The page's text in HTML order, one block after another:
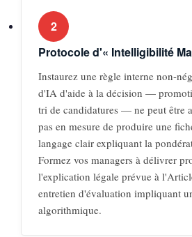
2
Protocole d'« Intelligibilité
Instaurez une règle interne non-
d'IA d'aide à la décision —
tri de candidatures — ne peut être
pas en mesure de produire une
langage clair expliquant la
Formez vos managers à délivrer
l'explication légale prévue à
entretien d'évaluation impliquant
algorithmique.